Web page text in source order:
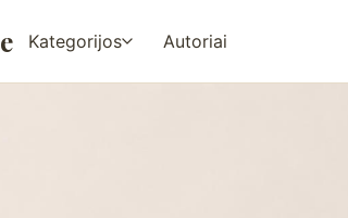
Kategorijos Autoriai